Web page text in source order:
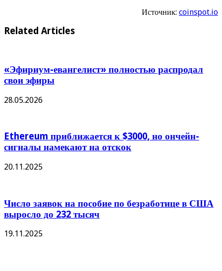
Источник: coinspot.io
Related Articles
«Эфириум-евангелист» полностью распродал
свои эфиры
28.05.2026
Ethereum приближается к $3000, но ончейн-
сигналы намекают на отскок
20.11.2025
Число заявок на пособие по безработице в США
выросло до 232 тысяч
19.11.2025